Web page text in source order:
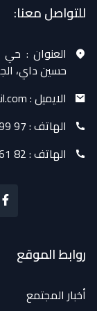
للتواصل معنا:
العنوان :
حسين داي،
الايميل :
الهاتف :97
الهاتف :82
روابط الموقع
أخبار المجتمع